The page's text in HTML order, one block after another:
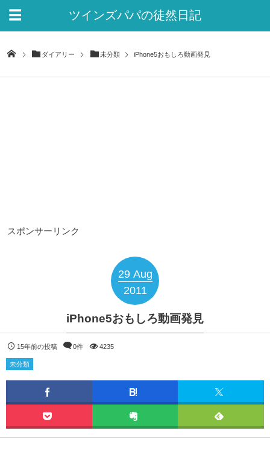
ツインズパパの徒然日記
ダイアリー 未分類 iPhone5おもしろ動画発見
スポンサーリンク
29 Aug
2011
iPhone5おもしろ動画発見
15年前の投稿 0件 4235
未分類